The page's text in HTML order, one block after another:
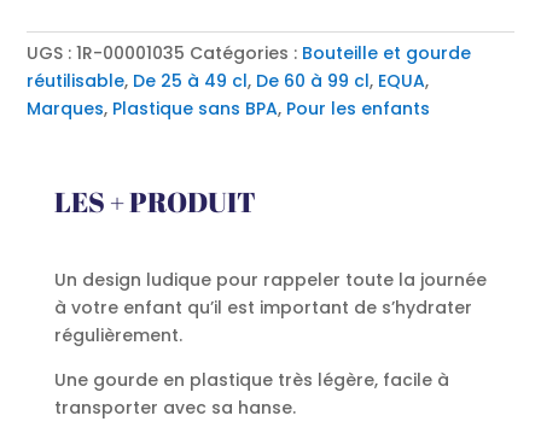
gourde
en
plastique
pratique
UGS :1R-00001035 Catégories : Bouteille et gourde
réutilisable, De 25 à 49 cl, De 60 à 99 cl, EQUA,
Marques, Plastique sans BPA, Pour les enfants
LES + PRODUIT
Un design ludique pour rappeler toute la journée
à votre enfant qu’il est important de s’hydrater
régulièrement.
Une gourde en plastique très légère, facile à
transporter avec sa hanse.